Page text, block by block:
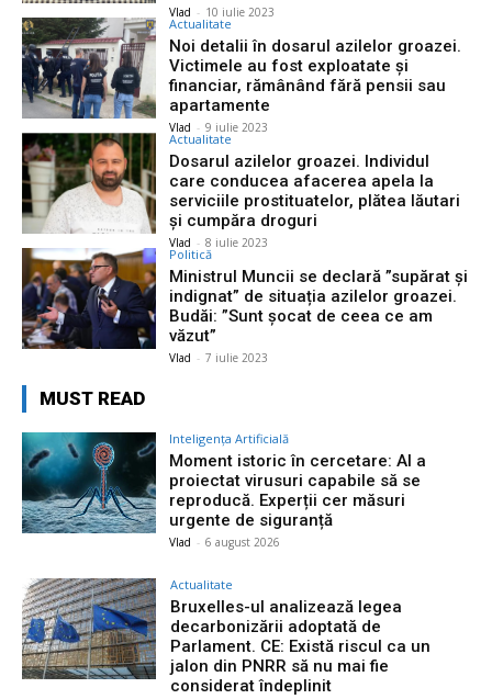
Vlad - 10 iulie 2023
Actualitate
Noi detalii în dosarul azilelor groazei.
Victimele au fost exploatate şi
financiar, rămânând fără pensii sau
apartamente
Vlad - 9 iulie 2023
Actualitate
Dosarul azilelor groazei. Individul
care conducea afacerea apela la
serviciile prostituatelor, plătea lăutari
şi cumpăra droguri
Vlad - 8 iulie 2023
Politică
Ministrul Muncii se declară ”supărat și
indignat” de situația azilelor groazei.
Budăi: ”Sunt șocat de ceea ce am
văzut”
Vlad - 7 iulie 2023
MUST READ
Inteligența Artificială
Moment istoric în cercetare: AI a
proiectat virusuri capabile să se
reproducă. Experții cer măsuri
urgente de siguranță
Vlad - 6 august 2026
Actualitate
Bruxelles-ul analizează legea
decarbonizării adoptată de
Parlament. CE: Există riscul ca un
jalon din PNRR să nu mai fie
considerat îndeplinit